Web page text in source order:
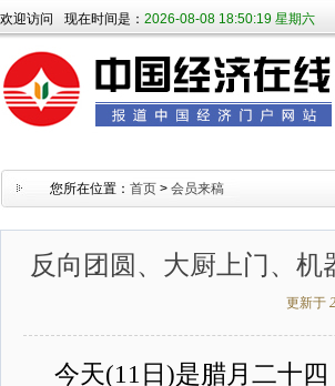
欢迎访问 现在时间是： 2026-08-08 18:50:20 星期六
您所在位置： 首页 > 会员来稿
反向团圆、大厨上门、
更新于
今天(11日)是腊月二十